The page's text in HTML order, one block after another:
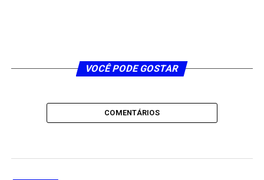
VOCÊ PODE GOSTAR
COMENTÁRIOS